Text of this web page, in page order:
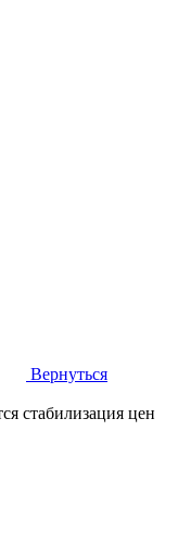
Вернуться
стабилизация цен